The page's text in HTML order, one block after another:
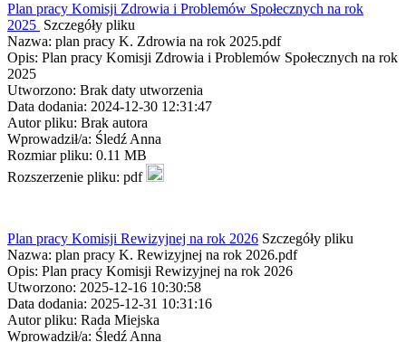
Plan pracy Komisji Zdrowia i Problemów Społecznych na rok
2025 Szczegóły pliku
Nazwa: plan pracy K. Zdrowia na rok 2025.pdf
Opis: Plan pracy Komisji Zdrowia i Problemów Społecznych na rok
2025
Utworzono: Brak daty utworzenia
Data dodania: 2024-12-30 12:31:47
Autor pliku: Brak autora
Wprowadził/a: Śledź Anna
Rozmiar pliku: 0.11 MB
Rozszerzenie pliku: pdf
Plan pracy Komisji Rewizyjnej na rok 2026 Szczegóły pliku
Nazwa: plan pracy K. Rewizyjnej na rok 2026.pdf
Opis: Plan pracy Komisji Rewizyjnej na rok 2026
Utworzono: 2025-12-16 10:30:58
Data dodania: 2025-12-31 10:31:16
Autor pliku: Rada Miejska
Wprowadził/a: Śledź Anna